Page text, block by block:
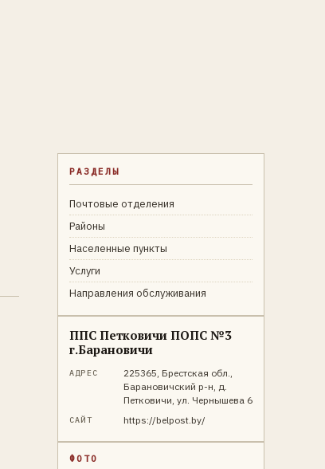
РАЗДЕЛЫ
Почтовые отделения
Районы
Населенные пункты
Услуги
Направления обслуживания
ППС Петковичи ПОПС №3
г.Барановичи
АДРЕС
225365, Брестская обл.,
Барановичский р-н, д.
Петковичи, ул. Чернышева 6
САЙТ https://belpost.by/
ФОТО